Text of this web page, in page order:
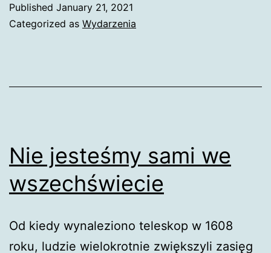
w
Published January 21, 2021
Categorized as Wydarzenia
Nie jesteśmy sami we
wszechświecie
Od kiedy wynaleziono teleskop w 1608
roku, ludzie wielokrotnie zwiększyli zasięg